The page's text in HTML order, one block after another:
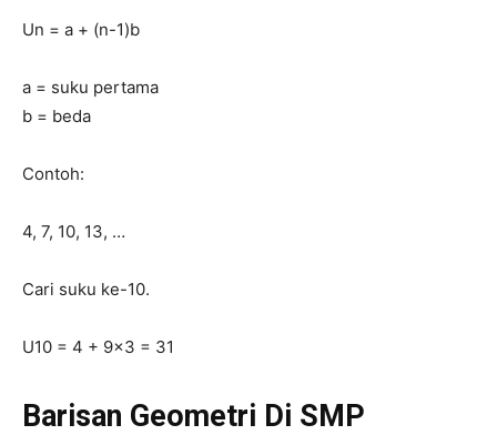
Un = a + (n-1)b
a = suku pertama
b = beda
Contoh:
4, 7, 10, 13, …
Cari suku ke-10.
U10 = 4 + 9×3 = 31
Barisan Geometri Di SMP